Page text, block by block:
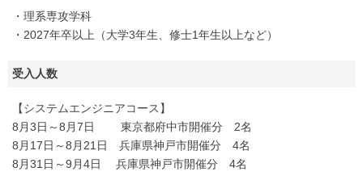
・理系専攻学科
・2027年卒以上（大学3年生、修士1年生以上など）
受入人数
【システムエンジニアコース】
8月3日～8月7日 東京都府中市開催分 2名
8月17日～8月21日 兵庫県神戸市開催分 4名
8月31日～9月4日 兵庫県神戸市開催分 4名